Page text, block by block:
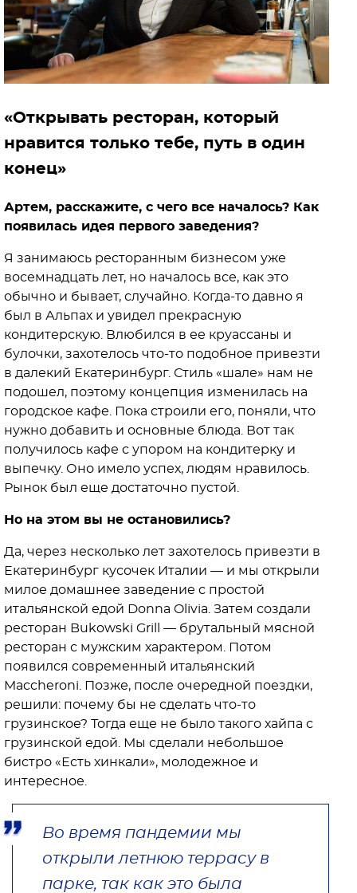
«Открывать ресторан, который
нравится только тебе, путь в один
конец»
Артем, расскажите, с чего все началось? Как
появилась идея первого заведения?
Я занимаюсь ресторанным бизнесом уже
восемнадцать лет, но началось все, как это
обычно и бывает, случайно. Когда-то давно я
был в Альпах и увидел прекрасную
кондитерскую. Влюбился в ее круассаны и
булочки, захотелось что-то подобное привезти
в далекий Екатеринбург. Стиль «шале» нам не
подошел, поэтому концепция изменилась на
городское кафе. Пока строили его, поняли, что
нужно добавить и основные блюда. Вот так
получилось кафе с упором на кондитерку и
выпечку. Оно имело успех, людям нравилось.
Рынок был еще достаточно пустой.
Но на этом вы не остановились?
Да, через несколько лет захотелось привезти в
Екатеринбург кусочек Италии — и мы открыли
милое домашнее заведение с простой
итальянской едой Donna Olivia. Затем создали
ресторан Bukowski Grill — брутальный мясной
ресторан с мужским характером. Потом
появился современный итальянский
Maccheroni. Позже, после очередной поездки,
решили: почему бы не сделать что-то
грузинское? Тогда еще не было такого хайпа с
грузинской едой. Мы сделали небольшое
бистро «Есть хинкали», молодежное и
интересное.
Во время пандемии мы
открыли летнюю террасу в
парке, так как это была